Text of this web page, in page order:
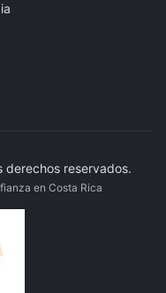
derechos reservados.
en Costa Rica